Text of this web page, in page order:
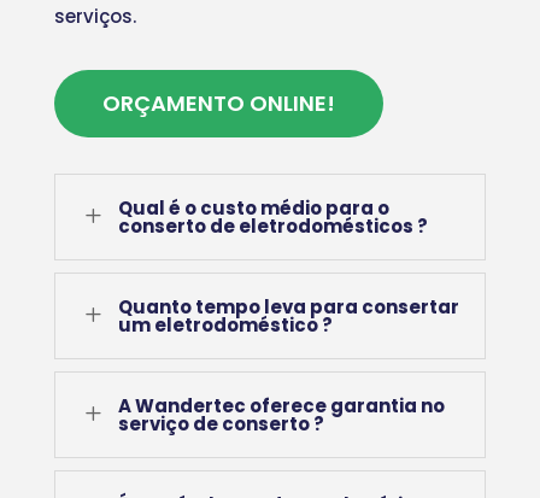
serviços.
ORÇAMENTO ONLINE!
L Qual é o custo médio para o
conserto de eletrodomésticos ?
L Quanto tempo leva para consertar
um eletrodoméstico ?
L A Wandertec oferece garantia no
serviço de conserto ?